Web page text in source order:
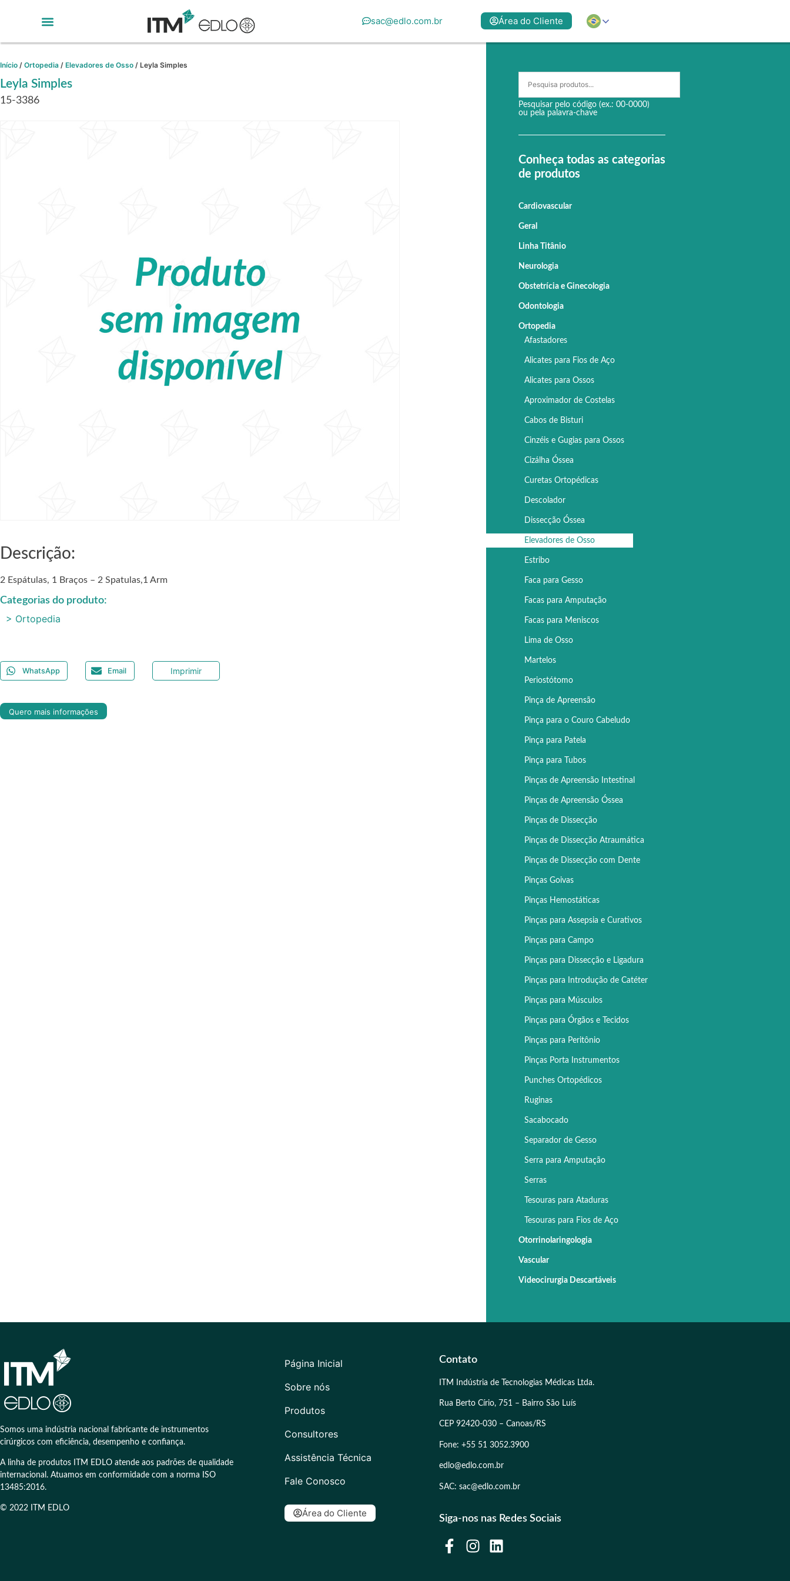
sac@edlo.com.br Área do Cliente
Início / Ortopedia / Elevadores de Osso / Leyla Simples
Leyla Simples
15-3386
Descrição:
2 Espátulas, 1 Braços – 2 Spatulas,1 Arm
Categorias do produto:
> Ortopedia
WhatsApp Email Imprimir
Quero mais informações
Pesquisar pelo código (ex.: 00-0000)
ou pela palavra-chave
Conheça todas as categorias
de produtos
Cardiovascular
Geral
Linha Titânio
Neurologia
Obstetrícia e Ginecologia
Odontologia
Ortopedia
Afastadores
Alicates para Fios de Aço
Alicates para Ossos
Aproximador de Costelas
Cabos de Bisturi
Cinzéis e Gugias para Ossos
Cizálha Óssea
Curetas Ortopédicas
Descolador
Dissecção Óssea
Elevadores de Osso
Estribo
Faca para Gesso
Facas para Amputação
Facas para Meniscos
Lima de Osso
Martelos
Periostótomo
Pinça de Apreensão
Pinça para o Couro Cabeludo
Pinça para Patela
Pinça para Tubos
Pinças de Apreensão Intestinal
Pinças de Apreensão Óssea
Pinças de Dissecção
Pinças de Dissecção Atraumática
Pinças de Dissecção com Dente
Pinças Goivas
Pinças Hemostáticas
Pinças para Assepsia e Curativos
Pinças para Campo
Pinças para Dissecção e Ligadura
Pinças para Introdução de Catéter
Pinças para Músculos
Pinças para Órgãos e Tecidos
Pinças para Peritônio
Pinças Porta Instrumentos
Punches Ortopédicos
Ruginas
Sacabocado
Separador de Gesso
Serra para Amputação
Serras
Tesouras para Ataduras
Tesouras para Fios de Aço
Otorrinolaringologia
Vascular
Videocirurgia Descartáveis
Somos uma indústria nacional fabricante de instrumentos
cirúrgicos com eficiência, desempenho e confiança.
A linha de produtos ITM EDLO atende aos padrões de qualidade
internacional. Atuamos em conformidade com a norma ISO
13485:2016.
© 2022 ITM EDLO
Página Inicial
Sobre nós
Produtos
Consultores
Assistência Técnica
Fale Conosco
Área do Cliente
Contato
ITM Indústria de Tecnologias Médicas Ltda.
Rua Berto Círio, 751 – Bairro São Luís
CEP 92420-030 – Canoas/RS
Fone: +55 51 3052.3900
edlo@edlo.com.br
SAC: sac@edlo.com.br
Siga-nos nas Redes Sociais